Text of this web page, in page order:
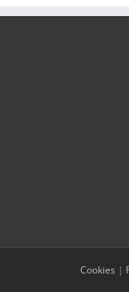
Cookies |